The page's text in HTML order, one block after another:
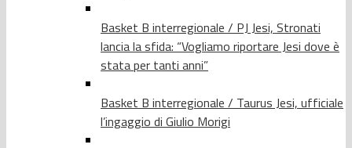
Basket B interregionale / PJ Jesi, Stronati
lancia la sfida: “Vogliamo riportare Jesi dove è
stata per tanti anni”
Basket B interregionale / Taurus Jesi, ufficiale
l’ingaggio di Giulio Morigi